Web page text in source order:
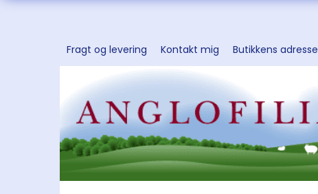
Fragt og levering Kontakt mig Butikkens adresse